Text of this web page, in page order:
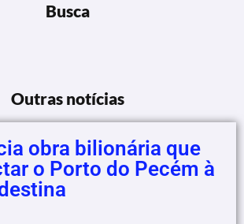
Busca
Outras notícias
obra bilionária que
o Porto do Pecém à